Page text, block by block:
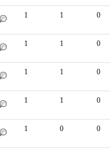
1 1 0
1 1 0
1 1 0
1 1 0
1 0 0